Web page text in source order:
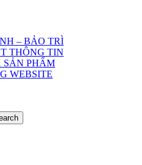
– BẢO TRÌ
THÔNG TIN
SẢN PHẨM
WEBSITE